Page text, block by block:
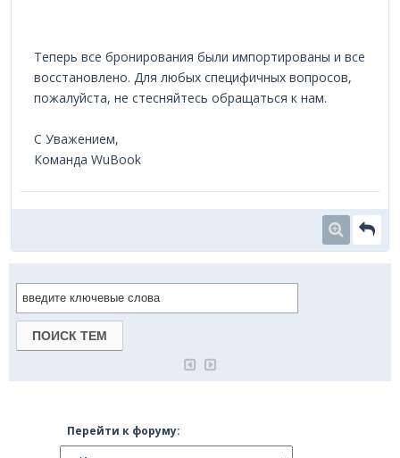
Теперь все бронирования были импортированы и все
восстановлено. Для любых специфичных вопросов,
пожалуйста, не стесняйтесь обращаться к нам.
С Уважением,
Команда WuBook
Перейти к форуму: